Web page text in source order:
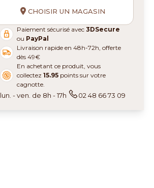
CHOISIR UN MAGASIN
Paiement sécurisé avec3DSecure
ou PayPal
Livraison rapide en 48h-72h, offerte
dès 49€
En achetant ce produit, vous
collectez15.95 points sur votre
cagnotte.
lun. - ven. de 8h - 17h 02 48 66 73 09